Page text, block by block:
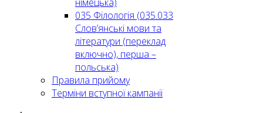
035 Філологія (035.033
Слов’янські мови та
літератури (переклад
включно), перша –
польська)
Правила прийому
Терміни вступної кампанії